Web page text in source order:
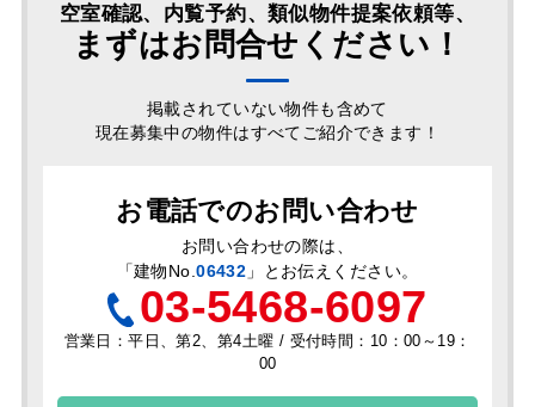
空室確認、内覧予約、類似物件提案依頼等、
まずはお問合せください！
掲載されていない物件も含めて
現在募集中の物件はすべてご紹介できます！
お電話でのお問い合わせ
お問い合わせの際は、
「建物No.06432 」とお伝えください。
03-5468-6097
営業日：平日、第2、第4土曜 / 受付時間：10：00～19：
00